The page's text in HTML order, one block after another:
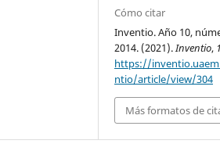
Cómo citar
Inventio. Año 10,
2014. (2021).Inventio,
https://
ntio/article/view/304
Más formatos de